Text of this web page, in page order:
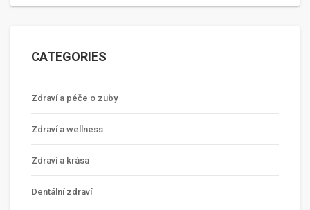
CATEGORIES
Zdraví a péče o zuby
Zdraví a wellness
Zdraví a krása
Dentální zdraví